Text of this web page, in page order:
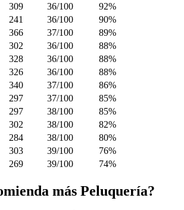
309 36/100
92%
241 36/100
90%
366 37/100
89%
302 36/100
88%
328 36/100
88%
326 36/100
88%
340 37/100
86%
297 37/100
85%
297 38/100
85%
302 38/100
82%
284 38/100
80%
303 39/100
76%
269 39/100 74%
más Peluquería?